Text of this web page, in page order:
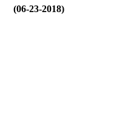
(06-23-2018)